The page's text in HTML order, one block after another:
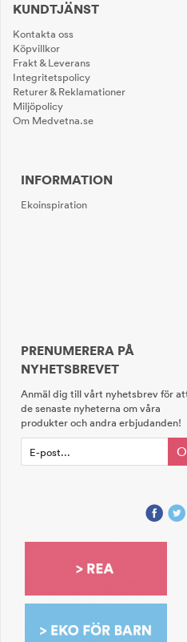
KUNDTJÄNST
Kontakta oss
Köpvillkor
Frakt & Leverans
Integritetspolicy
Returer & Reklamationer
Miljöpolicy
Om Medvetna.se
INFORMATION
Ekoinspiration
PRENUMERERA PÅ
NYHETSBREVET
Anmäl dig till vårt nyhetsbrev för
de senaste nyheterna om våra
produkter och andra erbjudanden!